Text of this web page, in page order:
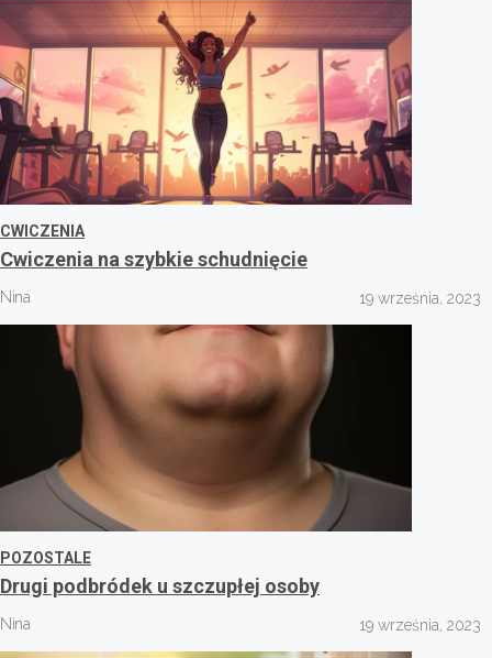
CWICZENIA
Cwiczenia na szybkie schudnięcie
Nina 19 września, 2023
POZOSTALE
Drugi podbródek u szczupłej osoby
Nina 19 września, 2023